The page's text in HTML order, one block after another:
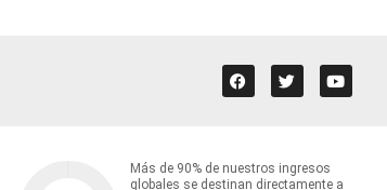
Más de 90% de nuestros ingresos
globales se destinan directamente a